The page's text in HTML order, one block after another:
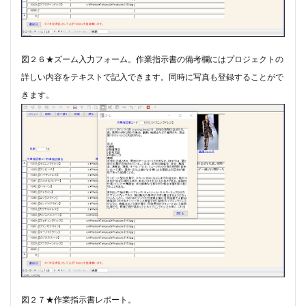
図２６★ズーム入力フォーム。作業指示書の備考欄にはプロジェクトの
詳しい内容をテキストで記入できます。同時に写真も登録することがで
きます。
図２７★作業指示書レポート。